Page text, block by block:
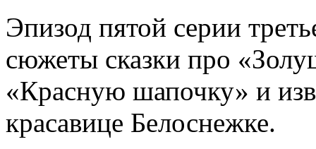
Эпизод пятой серии
сюжеты сказки про
«Красную шапочку» и
красавице Белоснежке.